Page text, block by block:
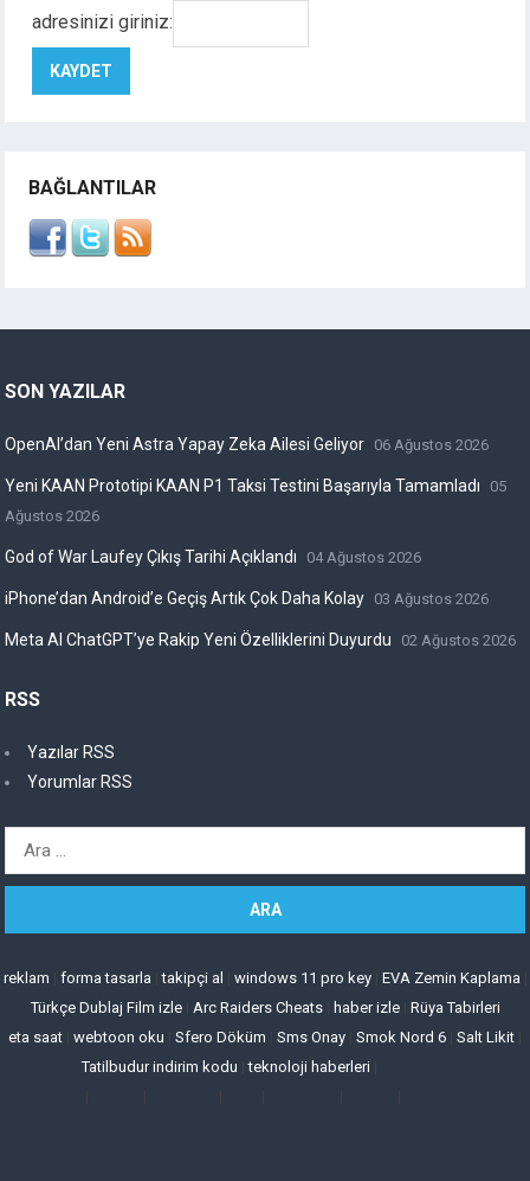
adresinizi giriniz:
BAĞLANTILAR
SON YAZILAR
OpenAI’dan Yeni Astra Yapay Zeka Ailesi Geliyor 06 Ağustos 2026
Yeni KAAN Prototipi KAAN P1 Taksi Testini Başarıyla Tamamladı
05
Ağustos 2026
God of War Laufey Çıkış Tarihi Açıklandı 04 Ağustos 2026
iPhone’dan Android’e Geçiş Artık Çok Daha Kolay 03 Ağustos 2026
Meta AI ChatGPT’ye Rakip Yeni Özelliklerini Duyurdu 02 Ağustos 2026
RSS
Yazılar RSS
Yorumlar RSS
Arama:
reklam forma tasarla |takipçi al windows 11 pro key| EVA Zemin Kaplama
Türkçe Dublaj Film izle| Arc Raiders Cheats| haber izle| Rüya Tabirleri
eta saat webtoon oku Sfero Döküm Sms Onay Smok Nord 6 Salt Likit
Tatilbudur indirim kodu |teknoloji haberleri|